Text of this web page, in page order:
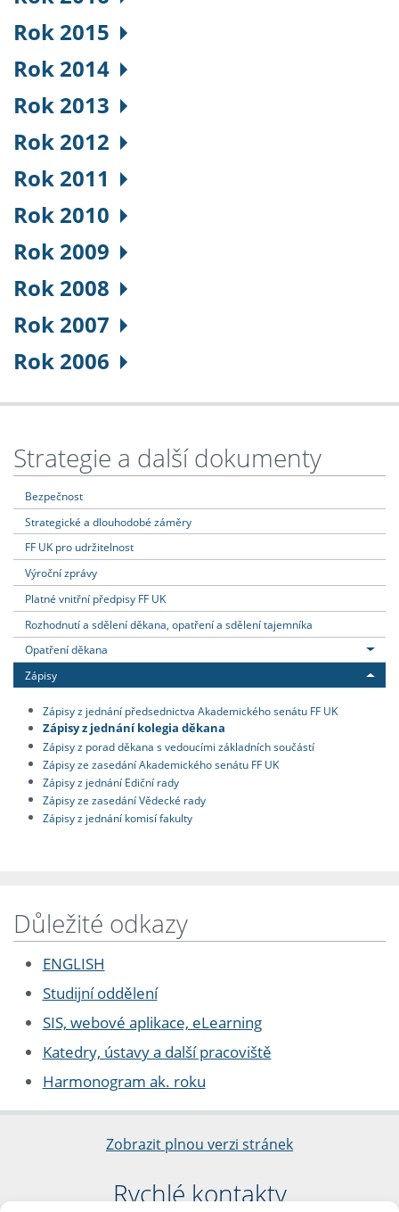
Rok 2015
Rok 2014
Rok 2013
Rok 2012
Rok 2011
Rok 2010
Rok 2009
Rok 2008
Rok 2007
Rok 2006
Strategie a další dokumenty
Bezpečnost
Strategické a dlouhodobé záměry
FF UK pro udržitelnost
Výroční zprávy
Platné vnitřní předpisy FF UK
Rozhodnutí a sdělení děkana, opatření a sdělení tajemníka
Opatření děkana
Zápisy
Zápisy z jednání předsednictva Akademického senátu FF UK
Zápisy z jednání kolegia děkana
Zápisy z porad děkana s vedoucími základních součástí
Zápisy ze zasedání Akademického senátu FF UK
Zápisy z jednání Ediční rady
Zápisy ze zasedání Vědecké rady
Zápisy z jednání komisí fakulty
Důležité odkazy
ENGLISH
Studijní oddělení
SIS, webové aplikace, eLearning
Katedry, ústavy a další pracoviště
Harmonogram ak. roku
Zobrazit plnou verzi stránek
Rychlé kontakty